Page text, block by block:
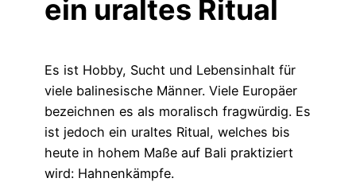
ein uraltes Ritual
Es ist Hobby, Sucht und Lebensinhalt für
viele balinesische Männer. Viele Europäer
bezeichnen es als moralisch fragwürdig. Es
ist jedoch ein uraltes Ritual, welches bis
heute in hohem Maße auf Bali praktiziert
wird: Hahnenkämpfe.